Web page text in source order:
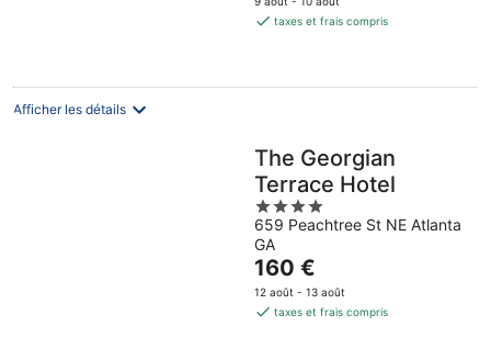
est
par
taxes et frais compris
Afficher les détails
The Georgian
Terrace Hotel
4
out
of
5
659 Peachtree St NE Atlanta
GA
Le
prix
est
160 €
12 août - 13 août
taxes et frais compris